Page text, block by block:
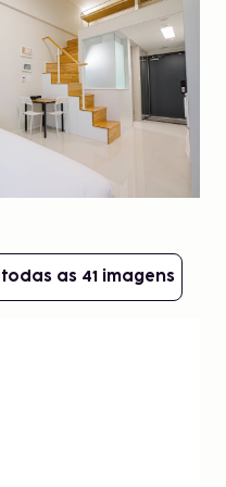
as 41 imagens